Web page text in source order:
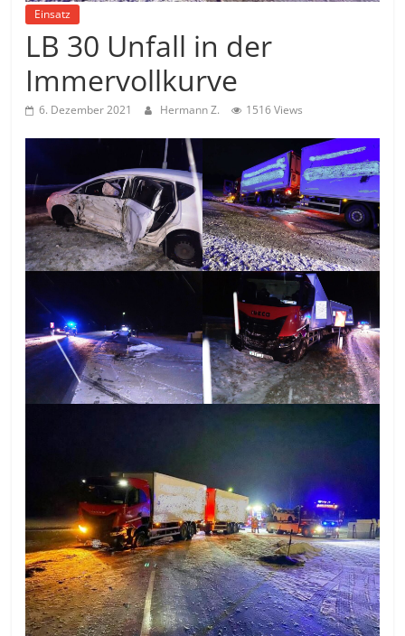
Einsatz
LB 30 Unfall in der
Immervollkurve
6. Dezember 2021 Hermann Z. 1516 Views